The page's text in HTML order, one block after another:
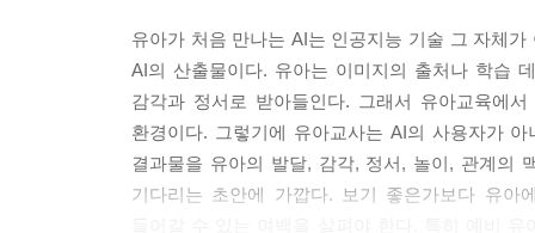
집단 지성은 여러 사람이 같은 의견을 내는 상태
반응을 보고, 다른 교사는 몸의 움직임을 보고, 또
료를 더 입체적으로 판단할 수 있다.
--- 「동료 교사와 만드는 집단 지성」 중에서
유아가 처음 만나는 AI는 인공지능 기술 그 자체
AI의 산출물이다. 유아는 이미지의 출처나 학습
감각과 정서로 받아들인다. 그래서 유아교육에
환경이다. 그렇기에 유아교사는 AI의 사용자가
결과물을 유아의 발달, 감각, 정서, 놀이, 관계의
기다리는 초안에 가깝다. 보기 좋은가보다 유아